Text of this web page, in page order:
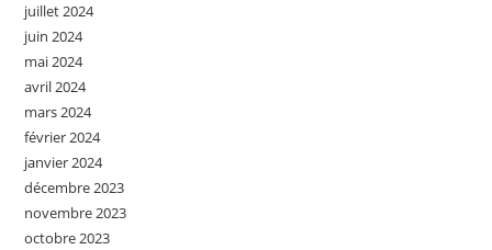
juillet 2024
juin 2024
mai 2024
avril 2024
mars 2024
février 2024
janvier 2024
décembre 2023
novembre 2023
octobre 2023